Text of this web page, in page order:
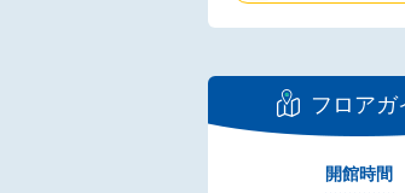
フロアガ
開館時間